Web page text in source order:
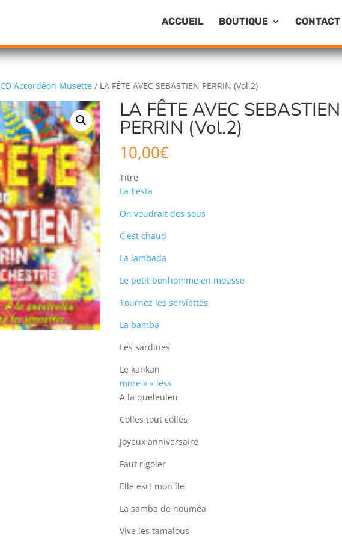
ACCUEIL BOUTIQUE CONTACT
CD Accordéon Musette / LA FÊTE AVEC SEBASTIEN PERRIN (Vol.2)
LA FÊTE AVEC SEBASTIEN
PERRIN (Vol.2)
10,00€
Titre
La fiesta
On voudrait des sous
C'est chaud
La lambada
Le petit bonhomme en mousse
Tournez les serviettes
La bamba
Les sardines
Le kankan
more » « less
A la queleuleu
Colles tout colles
Joyeux anniversaire
Faut rigoler
Elle esrt mon île
La samba de nouméa
Vive les tamalous